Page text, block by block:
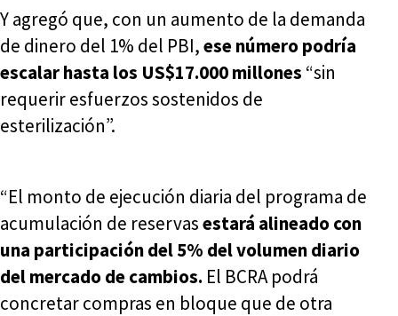
Y agregó que, con un aumento de la demanda
de dinero del 1% del PBI,ese número podría
escalar hasta los US$17.000 millones “sin
requerir esfuerzos sostenidos de
esterilización”.
“El monto de ejecución diaria del programa de
acumulación de reservasestará alineado con
una participación del 5% del volumen diario
del mercado de cambios. El BCRA podrá
concretar compras en bloque que de otra